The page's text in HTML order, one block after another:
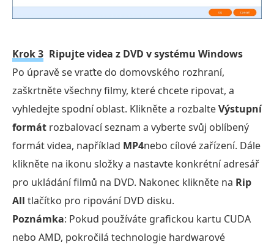
Krok 3 Ripujte videa z DVD v systému Windows
Po úpravě se vraťte do domovského rozhraní,
zaškrtněte všechny filmy, které chcete ripovat, a
vyhledejte spodní oblast. Klikněte a rozbalteVýstupní
formát rozbalovací seznam a vyberte svůj oblíbený
formát videa, například MP4nebo cílové zařízení. Dále
klikněte na ikonu složky a nastavte konkrétní adresář
pro ukládání filmů na DVD. Nakonec klikněte na Rip
All tlačítko pro ripování DVD disku.
Poznámka: Pokud používáte grafickou kartu CUDA
nebo AMD, pokročilá technologie hardwarové